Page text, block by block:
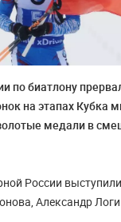
по биатлону
на этапах Кубка
медали в
России
Александр